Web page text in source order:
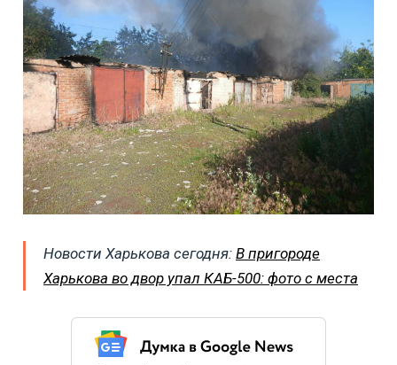
Новости Харькова сегодня: В пригороде
Харькова во двор упал КАБ-500: фото с места